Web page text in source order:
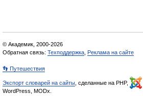
© Академик, 2000-2026
Обратная связь: Техподдержка Реклама на сайте
👣 Путешествия
Экспорт словарей на сайты , сделанные на PHP,
WordPress, MODx.